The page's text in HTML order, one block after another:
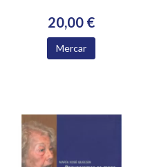
20,00 €
Mercar